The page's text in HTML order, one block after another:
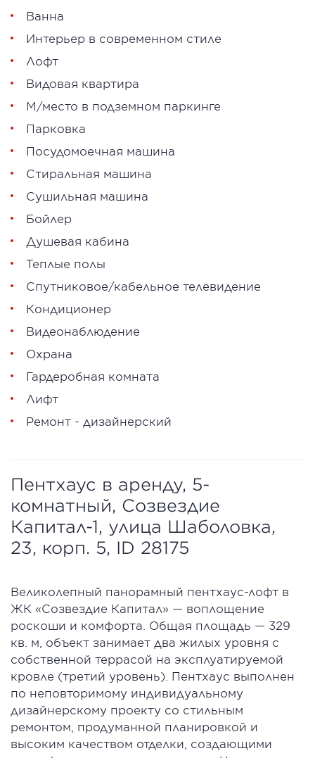
Ванна
Интерьер в современном стиле
Лофт
Видовая квартира
М/место в подземном паркинге
Парковка
Посудомоечная машина
Стиральная машина
Сушильная машина
Бойлер
Душевая кабина
Теплые полы
Спутниковое/кабельное телевидение
Кондиционер
Видеонаблюдение
Охрана
Гардеробная комната
Лифт
Ремонт - дизайнерский
Пентхаус в аренду, 5-
комнатный, Созвездие
Капитал-1, улица Шаболовка,
23, корп. 5, ID 28175
Великолепный панорамный пентхаус-лофт в
ЖК «Созвездие Капитал» — воплощение
роскоши и комфорта. Общая площадь — 329
кв. м, объект занимает два жилых уровня с
собственной террасой на эксплуатируемой
кровле (третий уровень). Пентхаус выполнен
по неповторимому индивидуальному
дизайнерскому проекту со стильным
ремонтом, продуманной планировкой и
высоким качеством отделки, создающими